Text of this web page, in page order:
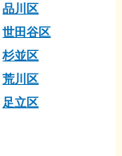
品川区
世田谷区
杉並区
荒川区
足立区